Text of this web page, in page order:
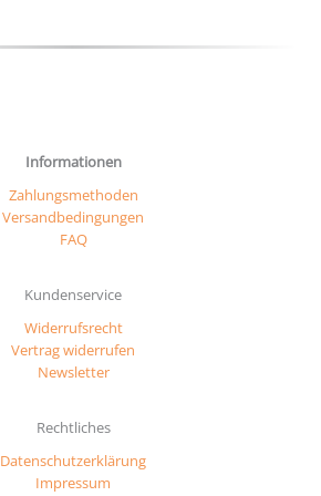
werden
Informationen
Zahlungsmethoden
Versandbedingungen
FAQ
Kundenservice
Widerrufsrecht
Vertrag widerrufen
Newsletter
Rechtliches
Datenschutzerklärung
Impressum